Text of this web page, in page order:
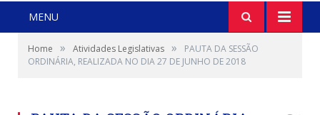
MENU
Home » Atividades Legislativas »
PAUTA DA SESSÃO
ORDINÁRIA, REALIZADA NO DIA 27 DE JUNHO DE 2018